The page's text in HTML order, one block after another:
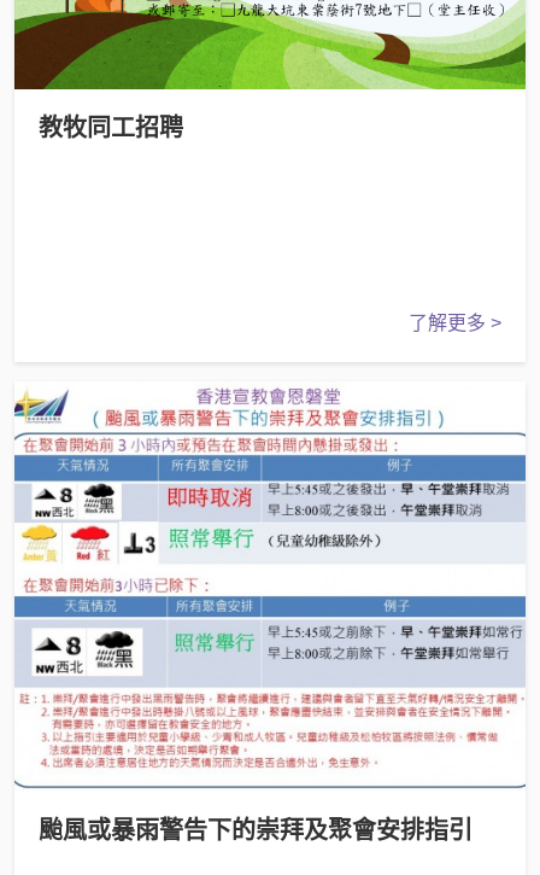
教牧同工招聘
了解更多 >
颱風或暴雨警告下的崇拜及聚會安排指引